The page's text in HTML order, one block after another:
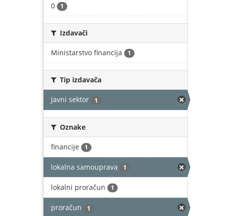
0 1
Izdavači
Ministarstvo financija 1
Tip izdavača
Javni sektor 1
Oznake
financije 1
lokalna samouprava 1
lokalni proračun 1
proračun 1